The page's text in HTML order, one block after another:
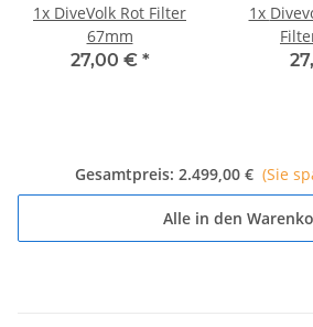
1x DiveVolk Rot Filter
67mm
27,00 € *
1x
Gesamtpreis: 2.499,00 € (Sie
Alle in den